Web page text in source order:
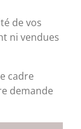
de vos
ni vendues
cadre
demande